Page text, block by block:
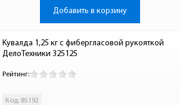
Добавить в корзину
Кувалда 1,25 кг с фибергласовой рукояткой
ДелоТехники 325125
Рейтинг:
Код: 85192